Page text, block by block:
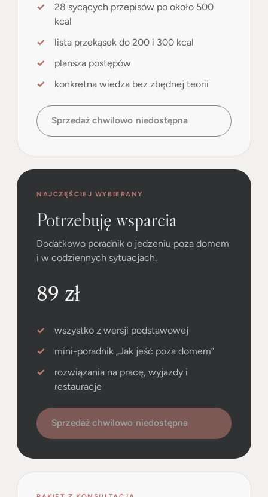
28 sycących przepisów po około 500
kcal
lista przekąsek do 200 i 300 kcal
plansza postępów
konkretna wiedza bez zbędnej teorii
Sprzedaż chwilowo niedostępna
NAJCZĘŚCIEJ WYBIERANY
Potrzebuję wsparcia
Dodatkowo poradnik o jedzeniu poza domem
i w codziennych sytuacjach.
89 zł
wszystko z wersji podstawowej
mini-poradnik „Jak jeść poza domem”
rozwiązania na pracę, wyjazdy i
restauracje
Sprzedaż chwilowo niedostępna